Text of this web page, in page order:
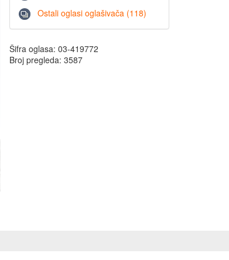
Ostali oglasi oglašivača (118)
Šifra oglasa: 03-419772
Broj pregleda: 3587